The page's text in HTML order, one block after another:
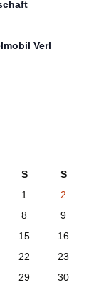
Verl
S
S
1
2
8
9
15
16
22
23
29
30